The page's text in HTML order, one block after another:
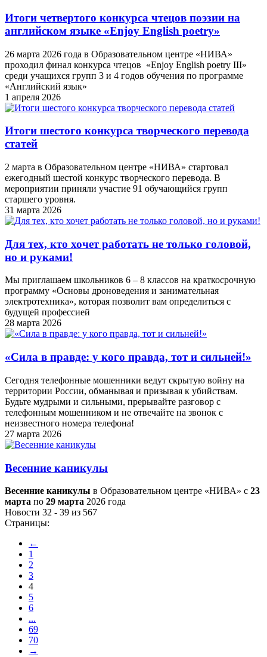
Итоги четвертого конкурса чтецов поэзии на
английском языке «Enjoy English poetry»
26 марта 2026 года в Образовательном центре «НИВА»
проходил финал конкурса чтецов «Enjoy English poetry III»
среди учащихся групп 3 и 4 годов обучения по программе
«Английский язык»
1 апреля 2026
Итоги шестого конкурса творческого перевода
статей
2 марта в Образовательном центре «НИВА» стартовал
ежегодный шестой конкурс творческого перевода. В
мероприятии приняли участие 91 обучающийся групп
старшего уровня.
31 марта 2026
Для тех, кто хочет работать не только головой,
но и руками!
Мы приглашаем школьников 6 – 8 классов на краткосрочную
программу «Основы дроноведения и занимательная
электротехника», которая позволит вам определиться с
будущей профессией
28 марта 2026
«Cила в правде: у кого правда, тот и сильней!»
Сегодня телефонные мошенники ведут скрытую войну на
территории России, обманывая и призывая к убийствам.
Будьте мудрыми и сильными, прерывайте разговор с
телефонным мошенником и не отвечайте на звонок с
неизвестного номера телефона!
27 марта 2026
Весенние каникулы
Весенние каникулы в Образовательном центре «НИВА» с 23
марта по 29 марта 2026 года
Новости 32 - 39 из 567
Страницы:
←
1
2
3
4
5
6
...
69
70
→